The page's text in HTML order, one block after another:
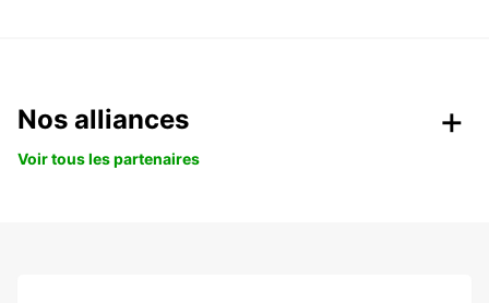
Nos alliances
Voir tous les partenaires